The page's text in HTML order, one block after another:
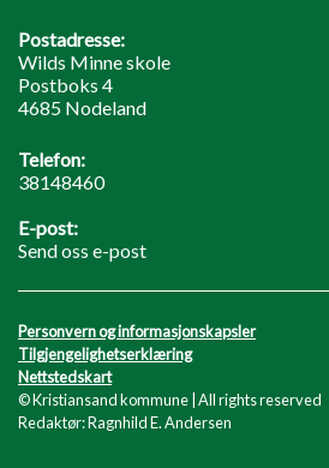
Postadresse:
Wilds Minne skole
Postboks 4
4685 Nodeland
Telefon:
38148460
E-post:
Send oss e-post
Personvern og informasjonskapsler
Tilgjengelighetserklæring
Nettstedskart
© Kristiansand kommune | All rights reserved
Redaktør: Ragnhild E. Andersen